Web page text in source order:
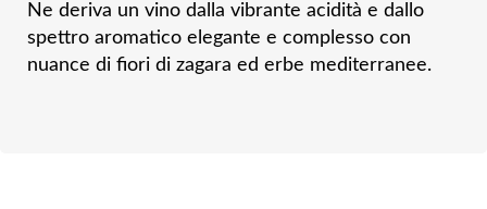
Ne deriva un vino dalla vibrante acidità e dallo
spettro aromatico elegante e complesso con
nuance di fiori di zagara ed erbe mediterranee.